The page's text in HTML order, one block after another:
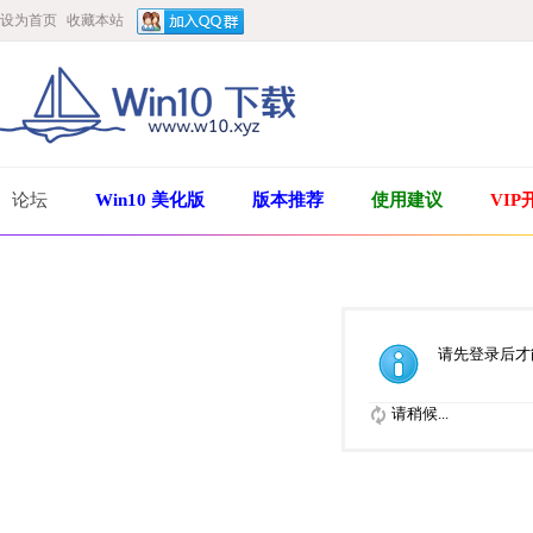
设为首页 收藏本站
论坛 Win10 美化版 版本推荐 使用建议 VIP
请先登录后
请稍候...